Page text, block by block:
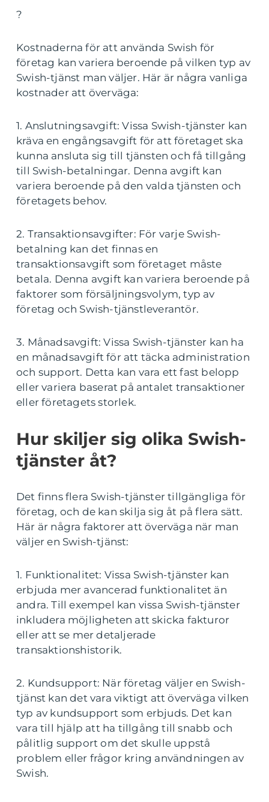
?
Kostnaderna för att använda Swish för
företag kan variera beroende på vilken typ av
Swish-tjänst man väljer. Här är några vanliga
kostnader att överväga:
1. Anslutningsavgift: Vissa Swish-tjänster kan
kräva en engångsavgift för att företaget ska
kunna ansluta sig till tjänsten och få tillgång
till Swish-betalningar. Denna avgift kan
variera beroende på den valda tjänsten och
företagets behov.
2. Transaktionsavgifter: För varje Swish-
betalning kan det finnas en
transaktionsavgift som företaget måste
betala. Denna avgift kan variera beroende på
faktorer som försäljningsvolym, typ av
företag och Swish-tjänstleverantör.
3. Månadsavgift: Vissa Swish-tjänster kan ha
en månadsavgift för att täcka administration
och support. Detta kan vara ett fast belopp
eller variera baserat på antalet transaktioner
eller företagets storlek.
Hur skiljer sig olika Swish-
tjänster åt?
Det finns flera Swish-tjänster tillgängliga för
företag, och de kan skilja sig åt på flera sätt.
Här är några faktorer att överväga när man
väljer en Swish-tjänst:
1. Funktionalitet: Vissa Swish-tjänster kan
erbjuda mer avancerad funktionalitet än
andra. Till exempel kan vissa Swish-tjänster
inkludera möjligheten att skicka fakturor
eller att se mer detaljerade
transaktionshistorik.
2. Kundsupport: När företag väljer en Swish-
tjänst kan det vara viktigt att överväga vilken
typ av kundsupport som erbjuds. Det kan
vara till hjälp att ha tillgång till snabb och
pålitlig support om det skulle uppstå
problem eller frågor kring användningen av
Swish.